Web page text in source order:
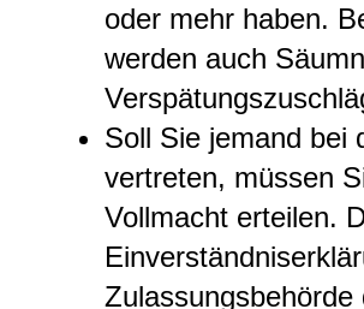
oder mehr haben.
werden auch
Soll Sie jemand bei
vertreten, müssen
Vollmacht erteilen.